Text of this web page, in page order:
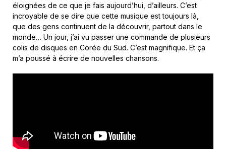
éloignées de ce que je fais aujourd’hui, d’ailleurs. C’est
incroyable de se dire que cette musique est toujours là,
que des gens continuent de la découvrir, partout dans le
monde… Un jour, j’ai vu passer une commande de plusieurs
colis de disques en Corée du Sud. C’est magnifique. Et ça
m’a poussé à écrire de nouvelles chansons.